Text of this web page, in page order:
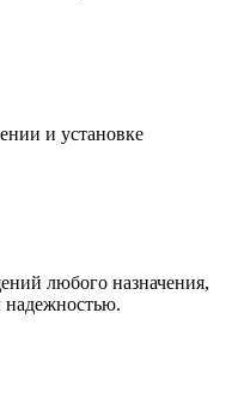
и установке
любого назначения,
надежностью.